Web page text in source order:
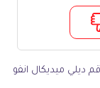
ديلي ميديكال انفو